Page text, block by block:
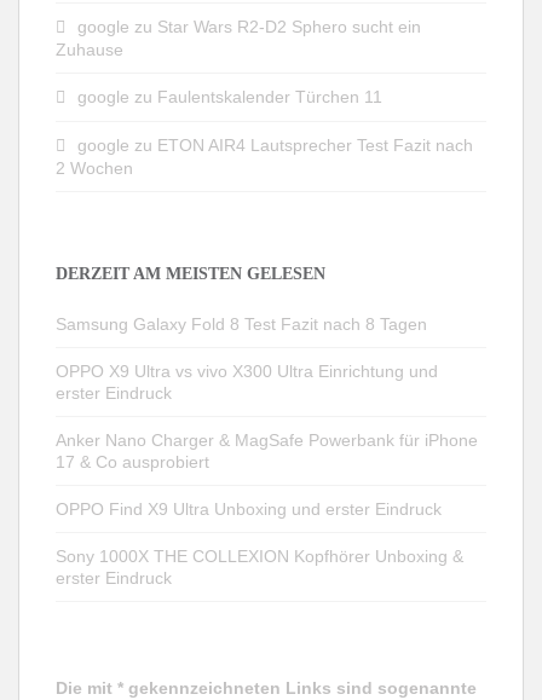
google zu Star Wars R2-D2 Sphero sucht ein
Zuhause
google zu Faulentskalender Türchen 11
google zu ETON AIR4 Lautsprecher Test Fazit nach
2 Wochen
DERZEIT AM MEISTEN GELESEN
Samsung Galaxy Fold 8 Test Fazit nach 8 Tagen
OPPO X9 Ultra vs vivo X300 Ultra Einrichtung und
erster Eindruck
Anker Nano Charger & MagSafe Powerbank für iPhone
17 & Co ausprobiert
OPPO Find X9 Ultra Unboxing und erster Eindruck
Sony 1000X THE COLLEXION Kopfhörer Unboxing &
erster Eindruck
Die mit * gekennzeichneten Links sind sogenannte